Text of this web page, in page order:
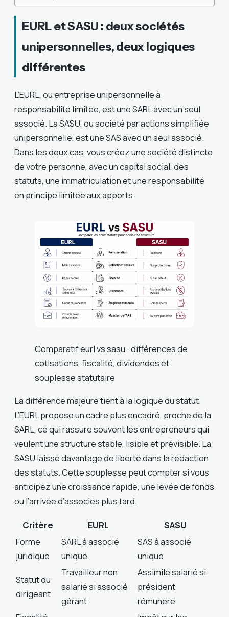
EURL et SASU : deux sociétés
unipersonnelles, deux logiques
différentes
L’EURL, ou entreprise unipersonnelle à
responsabilité limitée, est une SARL avec un seul
associé. La SASU, ou société par actions simplifiée
unipersonnelle, est une SAS avec un seul associé.
Dans les deux cas, vous créez une société distincte
de votre personne, avec un capital social, des
statuts, une immatriculation et une responsabilité
en principe limitée aux apports.
Comparatif eurl vs sasu : différences de
cotisations, fiscalité, dividendes et
souplesse statutaire
La différence majeure tient à la logique du statut.
L’EURL propose un cadre plus encadré, proche de la
SARL, ce qui rassure souvent les entrepreneurs qui
veulent une structure stable, lisible et prévisible. La
SASU laisse davantage de liberté dans la rédaction
des statuts. Cette souplesse peut compter si vous
anticipez une croissance rapide, une levée de fonds
ou l’arrivée d’associés plus tard.
Critère EURL
SASU
Forme
juridique
SARL à associé
unique
SAS à associé
unique
Statut du
dirigeant
Travailleur non
salarié si associé
gérant
Assimilé salarié si
président
rémunéré